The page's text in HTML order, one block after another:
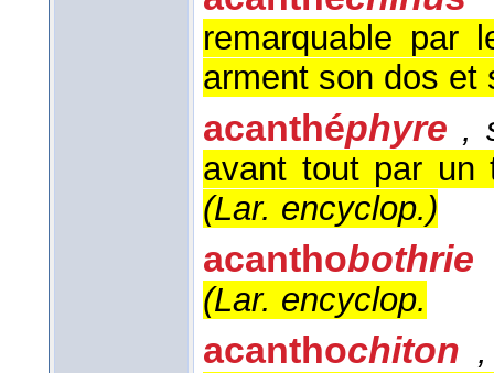
remarquable par
arment son dos
acanthéphyre ,
avant tout par un
(Lar. encyclop.)
acanthobothrie
(Lar. encyclop.
acanthochiton